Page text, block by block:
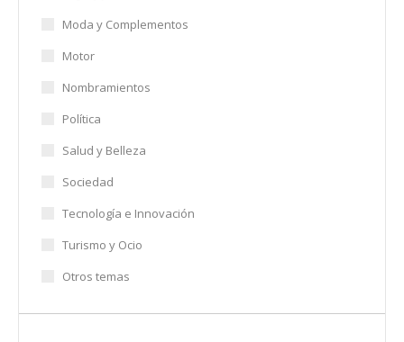
Moda y Complementos
Motor
Nombramientos
Política
Salud y Belleza
Sociedad
Tecnología e Innovación
Turismo y Ocio
Otros temas